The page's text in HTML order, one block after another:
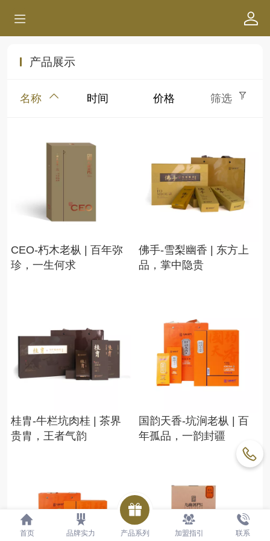
产品展示
名称 时间 价格 筛选
CEO-朽木老枞 | 百年弥
珍，一生何求
佛手-雪梨幽香 | 东方上
品，掌中隐贵
桂胄-牛栏坑肉桂 | 茶界
贵胄，王者气韵
国韵天香-坑涧老枞 | 百
年孤品，一韵封疆
首页 品牌实力 产品系列 加盟指引 联系